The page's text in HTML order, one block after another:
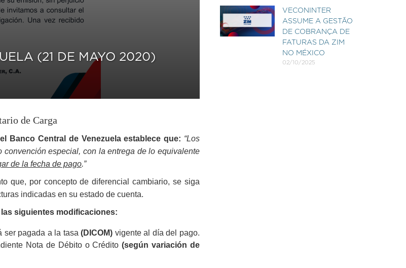
(21 DE MAYO 2020)
de Carga
Banco Central de Venezuela establece que: “Los
especial, con la entrega de lo equivalente
de la fecha de pago.”
que, por concepto de diferencial cambiario, se siga
indicadas en su estado de cuenta.
siguientes modificaciones:
ser pagada a la tasa(DICOM) vigente al día del pago.
Nota de Débito o Crédito(según variación de
VECONINTER
ASSUME A GESTÃO
DE COBRANÇA DE
FATURAS DA ZIM
NO MÉXICO
02/10/2025